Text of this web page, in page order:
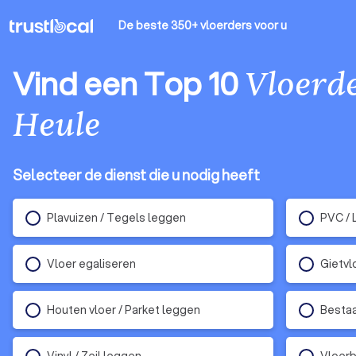
De beste 350+ vloerdersvoor u
Vind een Top 10
Heule
Selecteer de dienst die u nodig heeft
Plavuizen / Tegels leggen PVC /
Vloer egaliseren
Houten vloer / Parket leggen